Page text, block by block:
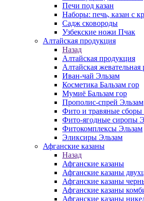
Печи под казан
Наборы: печь, казан с
Садж сковороды
Узбекские ножи Пчак
Алтайская продукция
Назад
Алтайская продукция
Алтайская жевательная
Иван-чай Эльзам
Косметика Бальзам гор
Мумиё Бальзам гор
Прополис-спрей Эльзам
Фито и травяные
Фито-ягодные сиропы
Фитокомплексы Эльзам
Эликсиры Эльзам
Афганские казаны
Назад
Афганские казаны
Афганские казаны
Афганские казаны
Афганские казаны
Афганские казаны